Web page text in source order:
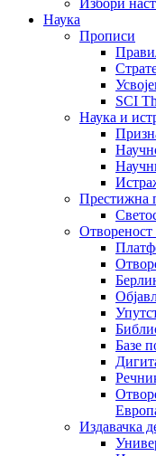
Избори
Наука
Прописи
SCI
Наука и
Престижна
Отвореност
Базе
Издавачка